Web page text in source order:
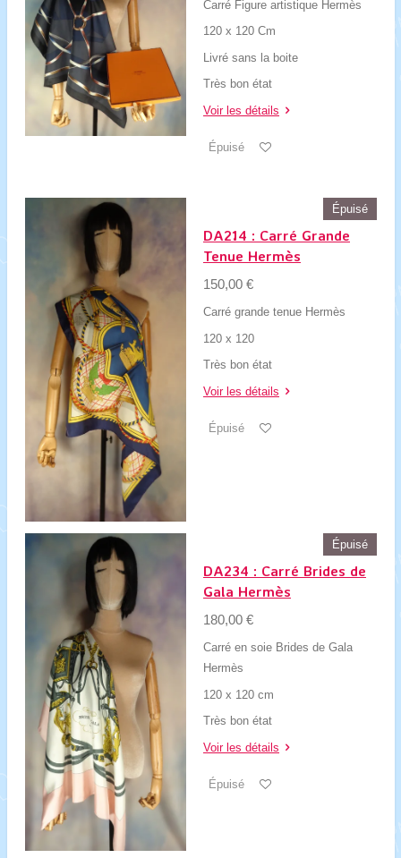
Carré Figure artistique Hermès
120 x 120 Cm
Livré sans la boite
Très bon état
Voir les détails
Épuisé
Épuisé
DA214 : Carré Grande
Tenue Hermès
150,00 €
Carré grande tenue Hermès
120 x 120
Très bon état
Voir les détails
Épuisé
Épuisé
DA234 : Carré Brides de
Gala Hermès
180,00 €
Carré en soie Brides de Gala
Hermès
120 x 120 cm
Très bon état
Voir les détails
Épuisé